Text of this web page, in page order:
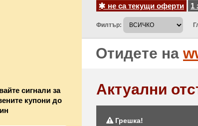
не са текущи оферти
1
Филтър:
Отидете на
сигнали за
купони до
Актуални
Грешка!